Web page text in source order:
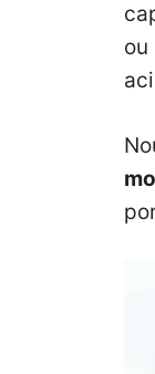
ou